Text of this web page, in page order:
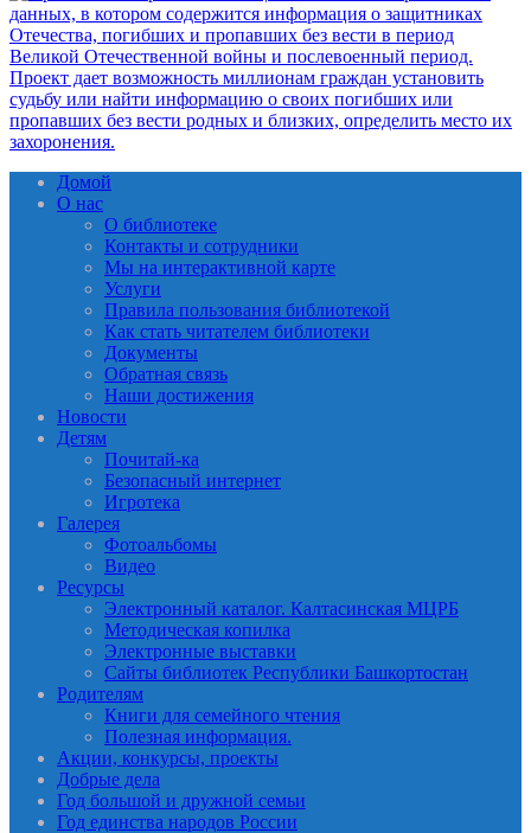
Домой
О нас
О библиотеке
Контакты и сотрудники
Мы на интерактивной карте
Услуги
Правила пользования библиотекой
Как стать читателем библиотеки
Документы
Обратная связь
Наши достижения
Новости
Детям
Почитай-ка
Безопасный интернет
Игротека
Галерея
Фотоальбомы
Видео
Ресурсы
Электронный каталог. Калтасинская МЦРБ
Методическая копилка
Электронные выставки
Сайты библиотек Республики Башкортостан
Родителям
Книги для семейного чтения
Полезная информация.
Акции, конкурсы, проекты
Добрые дела
Год большой и дружной семьи
Год единства народов России